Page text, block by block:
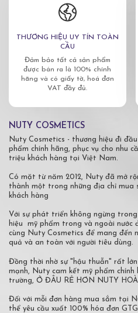
THƯƠNG HIỆU UY TÍN TOÀN
CẦU
Đảm bảo tất cả sản phẩm
được bán ra là 100% chính
hãng và có giấy tờ, hoá đơn
VAT đầy đủ.
NUTY COSMETICS
Nuty Cosmetics - thương hiệu đi
phẩm chính hãng, phục vụ cho nhu
triệu khách hàng tại Việt Nam.
Có mặt từ năm 2012, Nuty đã mở
thành một trong những địa chỉ mua
khách hàng
Với sự phát triển không ngừng
hiệu mỹ phẩm trong và ngoài nước
cùng Nuty Cosmetics để mang đến
quả và an toàn với người tiêu dùng.
Đồng thời nhờ sự "hậu thuẫn" rất
mạnh, Nuty cam kết mỹ phẩm
trường, Ở ĐÂU RẺ HƠN NUTY
Đối với mỗi đơn hàng mua sắm tại
thể yêu cầu xuất 100% hóa đơn